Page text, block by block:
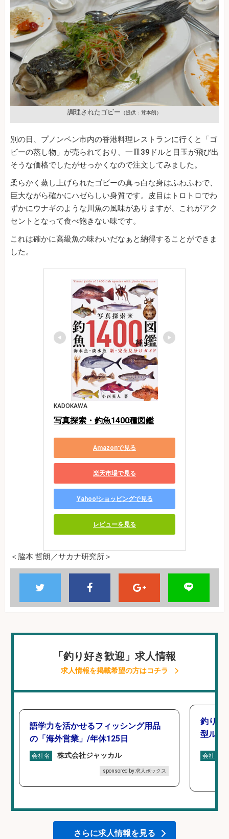
調理されたゴビー （提供：茸本朗）
別の日、プノンペン市内の香港料理レストランに行くと「ゴ
ビーの蒸し物」が売られており、一皿39ドルと目玉が飛び出
そうな価格でしたがせっかくなので注文してみました。
柔らかく蒸し上げられたゴビーの真っ白な身はふわふわで、
巨大ながら確かにハゼらしい身質です。皮目はトロトロでわ
ずかにウナギのような川魚の風味がありますが、これがアク
セントとなって食べ飽きない味です。
これは確かに高級魚の味わいだなぁと納得することができま
した。
KADOKAWA
写真探索・釣魚1400種図鑑
Amazonで見る
楽天市場で見る
Yahoo!ショッピングで見る
レビューを見る
＜脇本 哲朗／サカナ研究所＞
「釣り好き歓迎」求人情報
求人情報を掲載希望の方はコチラ
語学力を活かせるフィッシング用品
の「海外営業」/年休125日
会社名 株式会社ジャッカル
sponsored by 求人ボックス
釣り好
型ルー
会社名
さらに求人情報を見る